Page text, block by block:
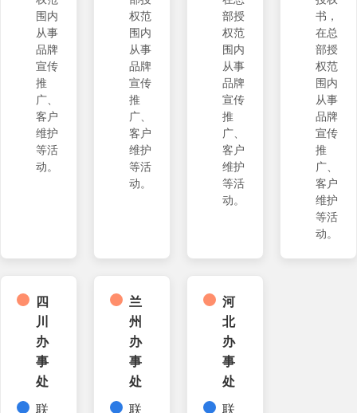
围内
从事
品牌
宣传
推
广、
客户
维护
等活
动。
权范
围内
从事
品牌
宣传
推
广、
客户
维护
等活
动。
部授
权范
围内
从事
品牌
宣传
推
广、
客户
维护
等活
动。
书，
在总
部授
权范
围内
从事
品牌
宣传
推
广、
客户
维护
等活
动。
四
川
办
事
处
联
兰
州
办
事
处
联
河
北
办
事
处
联